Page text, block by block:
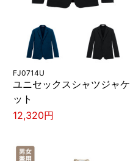
FJ0714U
ユニセックスシャツジャケ
ット
12,320円